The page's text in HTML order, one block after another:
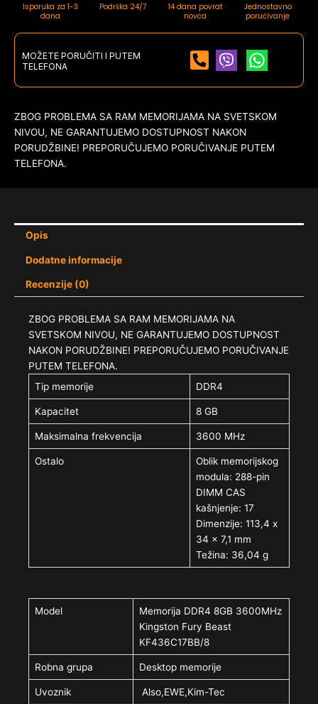
Isporuka za 1-3
dana
Podrška 24/7
14 dana povrat
novca
Jednostavno
poručivanje
MOŽETE PORUČITI I PUTEM
TELEFONA
ZBOG PROBLEMA SA RAM MEMORIJAMA NA SVETSKOM
NIVOU, NE GARANTUJEMO DOSTUPNOST NAKON
PORUDŽBINE! PREPORUČUJEMO PORUČIVANJE PUTEM
TELEFONA.
Opis
Dodatne informacije
Recenzije (0)
ZBOG PROBLEMA SA RAM MEMORIJAMA NA
SVETSKOM NIVOU, NE GARANTUJEMO DOSTUPNOST
NAKON PORUDŽBINE! PREPORUČUJEMO PORUČIVANJE
PUTEM TELEFONA.
Tip memorije
DDR4
Kapacitet 8 GB
Maksimalna frekvencija 3600 MHz
Ostalo
Oblik memorijskog
modula: 288-pin
DIMM CAS
kašnjenje: 17
Dimenzije: 113,4 x
34 x 7,1 mm
Težina: 36,04 g
Model
Memorija DDR4 8GB 3600MHz
Kingston Fury Beast
KF436C17BB/8
Robna grupa Desktop memorije
Uvoznik Also,EWE,Kim-Tec